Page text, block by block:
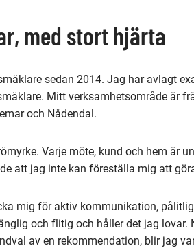
med stort hjärta
sedan 2014. Jag har avlagt
Mitt verksamhetsområde är
och Nådendal.
Varje möte, kund och hem är
att jag inte kan föreställa mig att
mig för aktiv kommunikation,
och flitig och håller det jag lovar.
av en rekommendation, blir jag